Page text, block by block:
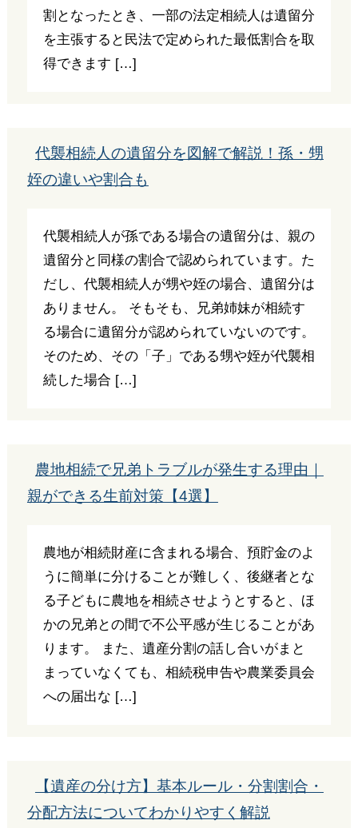
割となったとき、一部の法定相続人は遺留分
を主張すると民法で定められた最低割合を取
得できます […]
代襲相続人の遺留分を図解で解説！孫・甥
姪の違いや割合も
代襲相続人が孫である場合の遺留分は、親の
遺留分と同様の割合で認められています。た
だし、代襲相続人が甥や姪の場合、遺留分は
ありません。 そもそも、兄弟姉妹が相続す
る場合に遺留分が認められていないのです。
そのため、その「子」である甥や姪が代襲相
続した場合 […]
農地相続で兄弟トラブルが発生する理由｜
親ができる生前対策【4選】
農地が相続財産に含まれる場合、預貯金のよ
うに簡単に分けることが難しく、後継者とな
る子どもに農地を相続させようとすると、ほ
かの兄弟との間で不公平感が生じることがあ
ります。 また、遺産分割の話し合いがまと
まっていなくても、相続税申告や農業委員会
への届出な […]
【遺産の分け方】基本ルール・分割割合・
分配方法についてわかりやすく解説